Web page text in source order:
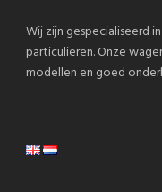
Wij zijn gespecialiseerd
particulieren. Onze
modellen en goed